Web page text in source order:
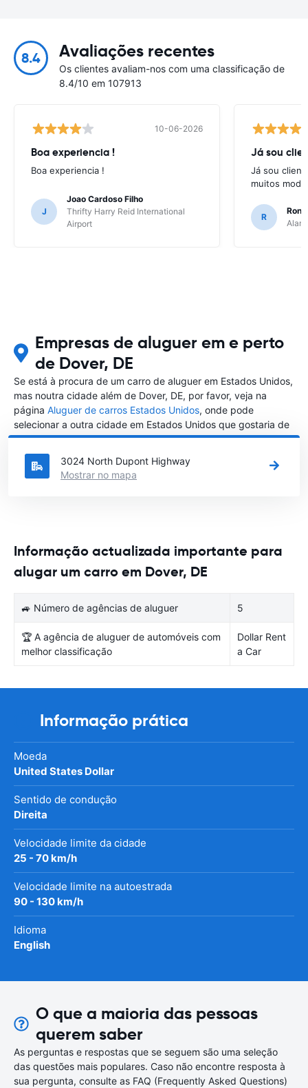
8.4 Avaliações recentes
Os clientes avaliam-nos com uma classificação de
8.4/10 em 107913
10-06-2026
Boa experiencia !
Boa experiencia !
J
Joao Cardoso Filho
Thrifty Harry Reid International
Airport
Já sou
Já sou
muitos
R
Empresas de aluguer em e perto
de Dover, DE
Se está à procura de um carro de aluguer em Estados Unidos,
mas noutra cidade além de Dover, DE, por favor, veja na
página Aluguer de carros Estados Unidos, onde pode
selecionar a outra cidade em Estados Unidos que gostaria de
alugar um carro
3024 North Dupont Highway
Mostrar no mapa
Informação actualizada importante para
alugar um carro em Dover, DE
🚙 Número de agências de aluguer 5
🏆 A agência de aluguer de automóveis com
melhor classificação
Dollar Rent
a Car
Informação prática
Moeda
United States Dollar
Sentido de condução
Direita
Velocidade limite da cidade
25 - 70 km/h
Velocidade limite na autoestrada
90 - 130 km/h
Idioma
English
O que a maioria das pessoas
querem saber
As perguntas e respostas que se seguem são uma seleção
das questões mais populares. Caso não encontre resposta à
sua pergunta, consulte as FAQ (Frequently Asked Questions)